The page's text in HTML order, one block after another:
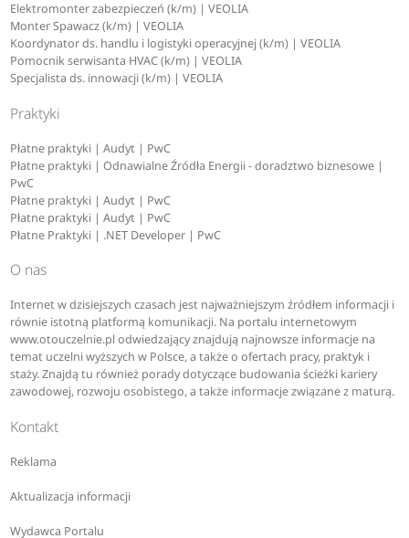
Elektromonter zabezpieczeń (k/m) | VEOLIA
Monter Spawacz (k/m) | VEOLIA
Koordynator ds. handlu i logistyki operacyjnej (k/m) | VEOLIA
Pomocnik serwisanta HVAC (k/m) | VEOLIA
Specjalista ds. innowacji (k/m) | VEOLIA
Praktyki
Płatne praktyki | Audyt | PwC
Płatne praktyki | Odnawialne Źródła Energii - doradztwo biznesowe |
PwC
Płatne praktyki | Audyt | PwC
Płatne praktyki | Audyt | PwC
Płatne Praktyki | .NET Developer | PwC
O nas
Internet w dzisiejszych czasach jest najważniejszym źródłem informacji i
równie istotną platformą komunikacji. Na portalu internetowym
www.otouczelnie.pl odwiedzający znajdują najnowsze informacje na
temat uczelni wyższych w Polsce, a także o ofertach pracy, praktyk i
staży. Znajdą tu również porady dotyczące budowania ścieżki kariery
zawodowej, rozwoju osobistego, a także informacje związane z maturą.
Kontakt
Reklama
Aktualizacja informacji
Wydawca Portalu